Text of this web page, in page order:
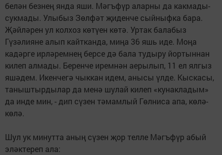
белән безнең янда яши. Мәгъфүр аларны да какмады-
сукмады. Улыбыз Зөлфәт җиденче сыйныфка бара.
Җәйләрен ул колхоз көтүен көтә. Уртак балабыз
Гүзәлияне алып кайтканда, миңа 36 яшь иде. Моңа
кадәрге ирләремнең берсе дә бала тудыру йортыннан
килеп алмады. Беренче иремнән аерылып, 11 ел ялгыз
яшәдем. Икенчегә чыккан идем, анысы үлде. Кыскасы,
таныштырдылар да менә шулай килеп «кунакладым»
да инде мин, - дип сүзен тәмамлый Гөлниса апа, көлә-
көлә.
Шул ук минутта аның сүзен җор телле Мәгъфүр абый
эләктереп ала: